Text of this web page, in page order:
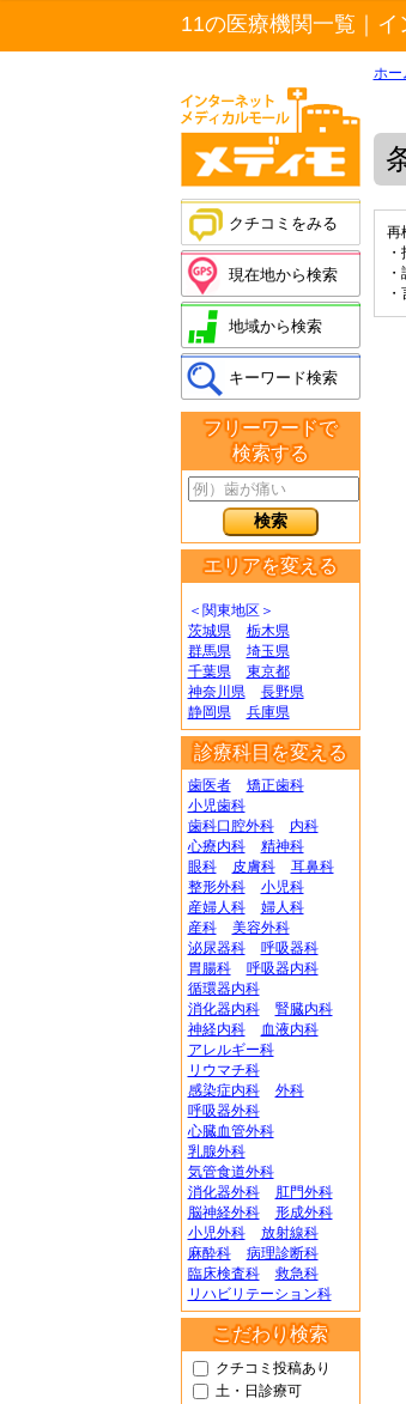
11の医療機関一覧｜
クチコミをみる
現在地から検索
地域から検索
キーワード検索
フリーワードで
検索する
エリアを変える
＜関東地区＞
茨城県
栃木県
群馬県
埼玉県
千葉県
東京都
神奈川県
長野県
静岡県
兵庫県
診療科目を変える
歯医者
矯正歯科
小児歯科
歯科口腔外科
内科
心療内科
精神科
眼科
皮膚科
耳鼻科
整形外科
小児科
産婦人科
婦人科
産科
美容外科
泌尿器科
呼吸器科
胃腸科
呼吸器内科
循環器内科
消化器内科
腎臓内科
神経内科
血液内科
アレルギー科
リウマチ科
感染症内科
外科
呼吸器外科
心臓血管外科
乳腺外科
気管食道外科
消化器外科
肛門外科
脳神経外科
形成外科
小児外科
放射線科
麻酔科
病理診断科
臨床検査科
救急科
リハビリテーション科
こだわり検索
クチコミ投稿あり
土・日診療可
ホー
再